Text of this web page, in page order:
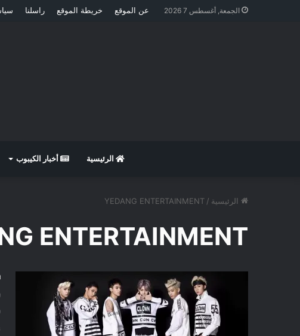
الجمعة, أغسطس 7 2026 عن الموقع خريطة الموقع راسلنا
الرئيسية أخبار الكيبوب
الرئيسية /
YEDANG ENTERTAINMENT
ENTERTAINMENT